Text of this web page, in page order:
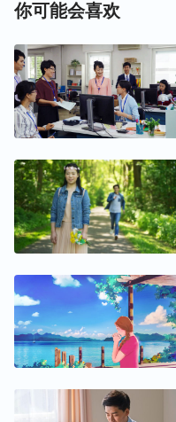
三、创建属于自己
心亮光会流失
每日灵修还提供了笔
灵修时有任何感动或者
录，让亮光不再流失
以创建属于自己的笔
看，清晰明了，并且
换。你是不是也觉得这
的问题都想到了呢！
你可能会喜欢